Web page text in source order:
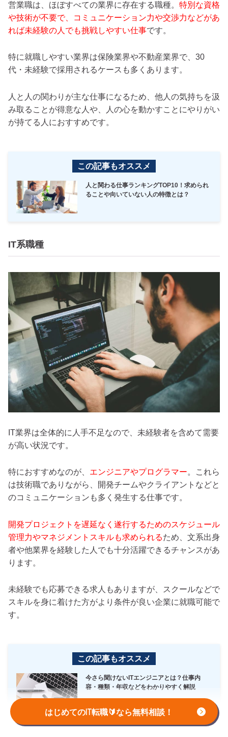
はじめてのIT転職🔰なら無料相談！
営業職は、ほぼすべての業界に存在する職種。 特別な資格
や技術が不要で、コミュニケーション力や交渉力などがあ
れば未経験の人でも挑戦しやすい仕事です。
特に就職しやすい業界は保険業界や不動産業界で、30
代・未経験で採用されるケースも多くあります。
人と人の関わりが主な仕事になるため、他人の気持ちを汲
み取ることが得意な人や、人の心を動かすことにやりがい
が持てる人におすすめです。
この記事もオススメ
人と関わる仕事ランキングTOP10！求められ
ることや向いていない人の特徴とは？
IT系職種
IT業界は全体的に人手不足なので、未経験者を含めて需要
が高い状況です。
特におすすめなのが、 エンジニアやプログラマー。これら
は技術職でありながら、開発チームやクライアントなどと
のコミュニケーションも多く発生する仕事です。
開発プロジェクトを遅延なく遂行するためのスケジュール
管理力やマネジメントスキルも求められるため、文系出身
者や他業界を経験した人でも十分活躍できるチャンスがあ
ります。
未経験でも応募できる求人もありますが、スクールなどで
スキルを身に着けた方がより条件が良い企業に就職可能で
す。
この記事もオススメ
今さら聞けないITエンジニアとは？仕事内
容・種類・年収などをわかりやすく解説